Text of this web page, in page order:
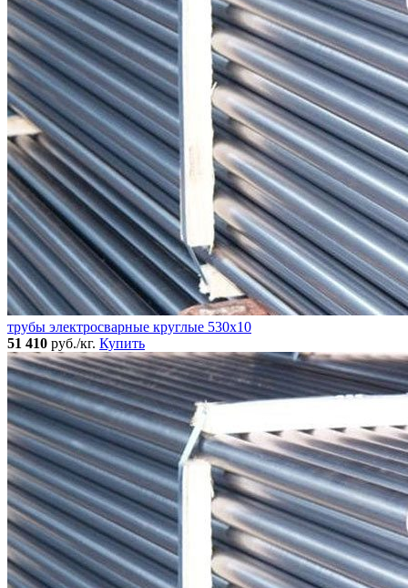
трубы электросварные круглые 530x10
51 410 руб./кг. Купить